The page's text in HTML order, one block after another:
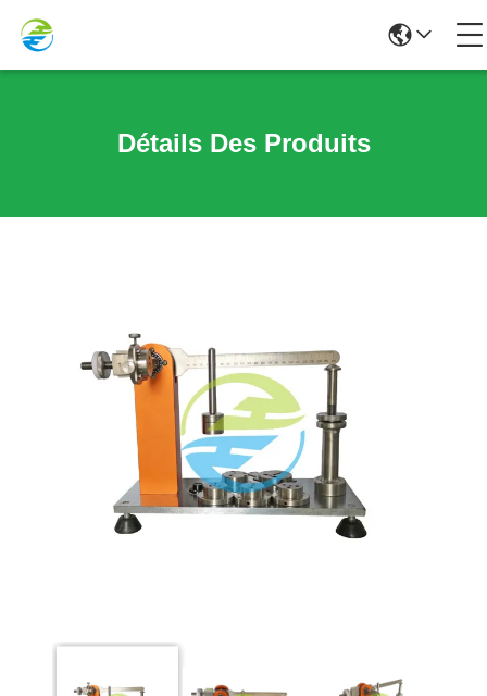
Détails Des Produits